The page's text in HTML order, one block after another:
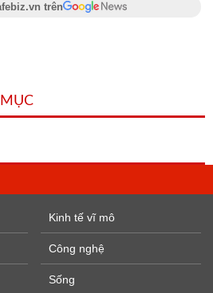
trên
Kinh tế vĩ mô
Công nghệ
Sống